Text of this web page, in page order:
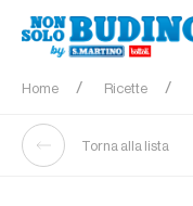
Home Ricette
Torna alla lista